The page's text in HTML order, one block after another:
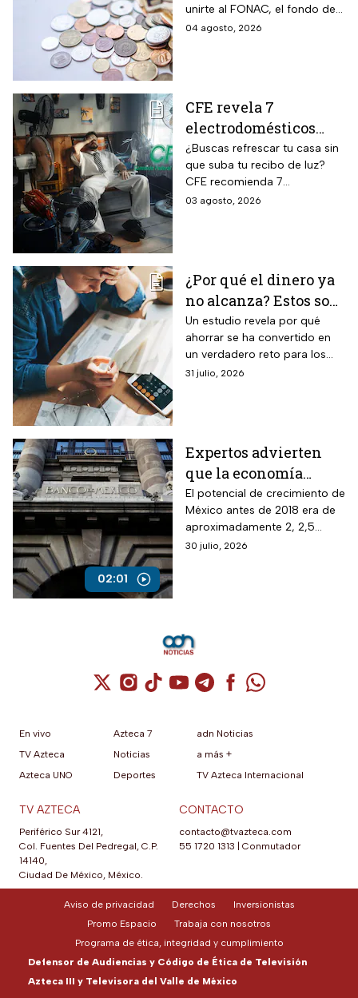
participar en él
unirte al FONAC, el fondo de
ahorro Capitalizable de los
04 agosto, 2026
CFE revela 7
electrodomésticos
para combatir el calor
sin que se dispare tu
recibo de luz
¿Buscas refrescar tu casa sin
que suba tu recibo de luz?
CFE recomienda 7
electrodomésticos eficientes
03 agosto, 2026
¿Por qué el dinero ya
no alcanza? Estos son
los gastos que más
impactan a los
mexicanos
Un estudio revela por qué
ahorrar se ha convertido en
un verdadero reto para los
mexicanos.
31 julio, 2026
02:01
Expertos advierten
que la economía
mexicana esta al
borde del colapso
El potencial de crecimiento de
México antes de 2018 era de
aproximadamente 2, 2,5
puntos del PIB y ahora por la
30 julio, 2026
Cuenta de X / Twitter (se abre en una
Cuenta de Instagram (se abre en una
Cuenta de TikTok (se abre en
Cuenta de YouTube (se abre
Cuenta de Telegram (se
Cuenta de
Cuenta de
En vivo
TV Azteca
Azteca UNO
Azteca 7
Noticias
Deportes
adn Noticias
a más +
TV Azteca Internacional
TV AZTECA
Periférico Sur 4121,
Col. Fuentes Del Pedregal, C.P.
14140,
Ciudad De México, México.
CONTACTO
contacto@tvazteca.com
55 1720 1313
Conmutador
Aviso de privacidad Derechos
Inversionistas
Promo Espacio
Trabaja con nosotros
Programa de ética, integridad y cumplimiento
Defensor de Audiencias y Código de Ética de Televisión
Azteca III y Televisora del Valle de México